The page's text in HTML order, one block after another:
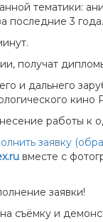
тематики:
последние 3 года.
получат
и дальнего
кино
работы
заявку
вместе с
заявки!
съёмку и